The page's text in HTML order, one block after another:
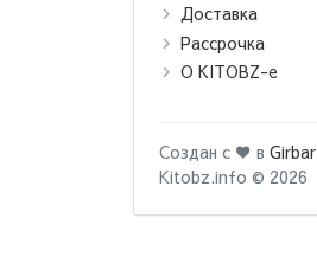
Доставка
Рассрочка
О KITOBZ-е
Создан с ♥ в Girbar
Kitobz.info © 2026